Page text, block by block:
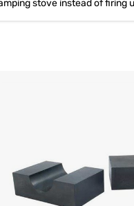
stove instead of firing